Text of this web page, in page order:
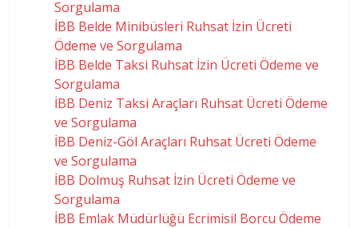
Sorgulama
İBB Belde Minibüsleri Ruhsat İzin Ücreti
Ödeme ve Sorgulama
İBB Belde Taksi Ruhsat İzin Ücreti Ödeme ve
Sorgulama
İBB Deniz Taksi Araçları Ruhsat Ücreti Ödeme
ve Sorgulama
İBB Deniz-Göl Araçları Ruhsat Ücreti Ödeme
ve Sorgulama
İBB Dolmuş Ruhsat İzin Ücreti Ödeme ve
Sorgulama
İBB Emlak Müdürlüğü Ecrimisil Borcu Ödeme